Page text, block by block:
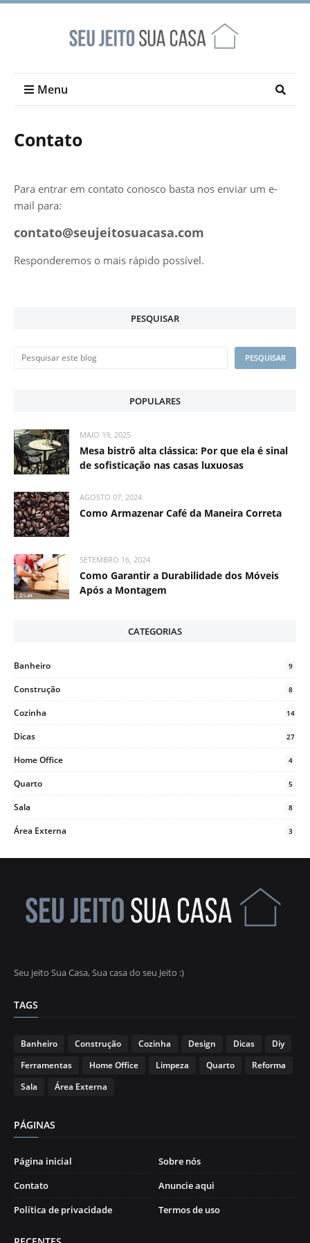
Menu
Contato
Para entrar em contato conosco basta nos enviar um e-
mail para:
contato@seujeitosuacasa.com
Responderemos o mais rápido possível.
PESQUISAR
POPULARES
MAIO 19, 2025
Mesa bistrô alta clássica: Por que ela é sinal
de sofisticação nas casas luxuosas
AGOSTO 07, 2024
Como Armazenar Café da Maneira Correta
SETEMBRO 16, 2024
Como Garantir a Durabilidade dos Móveis
Após a Montagem
CATEGORIAS
Banheiro 9
Construção 8
Cozinha 14
Dicas 27
Home Office 4
Quarto 5
Sala 8
Área Externa 3
Seu jeito Sua Casa, Sua casa do seu Jeito :)
TAGS
Banheiro Construção Cozinha Design Dicas
Diy
Ferramentas
Home Office Limpeza Quarto
Reforma
Sala
Área Externa
PÁGINAS
Página inicial
Sobre nós
Contato
Anuncie aqui
Política de privacidade
Termos de uso